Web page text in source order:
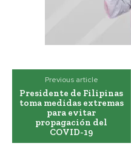
Previous article
Presidente de Filipinas
toma medidas extremas
para evitar
propagación del
COVID-19